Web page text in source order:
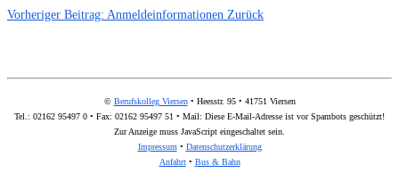
Vorheriger Beitrag: Anmeldeinformationen Zurück
© Berufskolleg Viersen• Heesstr. 95 • 41751 Viersen
Tel.: 02162 95497 0 • Fax: 02162 95497 51 • Mail: Diese E-Mail-Adresse ist vor Spambots geschützt!
Zur Anzeige muss JavaScript eingeschaltet sein.
Impressum • Datenschutzerklärung
Anfahrt• Bus & Bahn